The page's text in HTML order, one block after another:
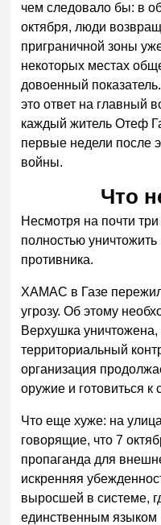
чем следовало бы: в
октября, люди
приграничной зоны
некоторых местах
довоенный
это ответ на главный
каждый житель Отеф
первые недели после
войны.
Что
Несмотря на почти
полностью
противника.
ХАМАС в Газе пережил
угрозу. Об этому
Верхушка
территориальный
организация
оружие и готовиться
Что еще хуже: на
говорящие, что 7
пропаганда для
искренняя
выросшей в системе,
единственным языком